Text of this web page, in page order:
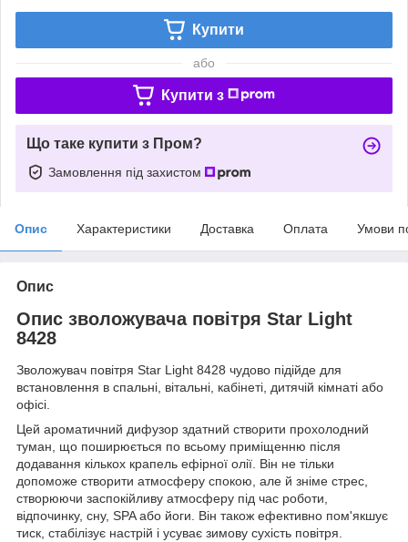
Купити
або
Купити з
Що таке купити з Пром?
Замовлення під захистом
Опис Характеристики Доставка Оплата Умови
Опис
Опис зволожувача повітря Star Light
8428
Зволожувач повітря Star Light 8428 чудово підійде для
встановлення в спальні, вітальні, кабінеті, дитячій кімнаті або
офісі.
Цей ароматичний дифузор здатний створити прохолодний
туман, що поширюється по всьому приміщенню після
додавання кількох крапель ефірної олії. Він не тільки
допоможе створити атмосферу спокою, але й зніме стрес,
створюючи заспокійливу атмосферу під час роботи,
відпочинку, сну, SPA або йоги. Він також ефективно пом'якшує
тиск, стабілізує настрій і усуває зимову сухість повітря.